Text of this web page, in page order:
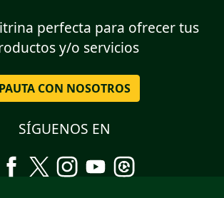
perfecta para ofrecer tus
y/o servicios
PAUTA CON NOSOTROS
SÍGUENOS EN